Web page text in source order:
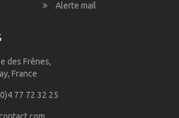
Alerte mail
des Frênes,
France
77 72 32 25